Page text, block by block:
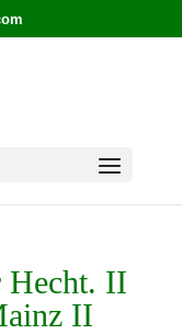
Hecht. II
II